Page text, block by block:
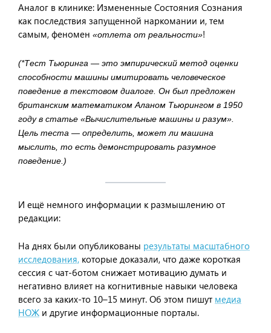
Аналог в клинике: Измененные Состояния Сознания
как последствия запущенной наркомании и, тем
самым, феномен «отлета от реальности»!
(*Тест Тьюринга — это эмпирический метод оценки
способности машины имитировать человеческое
поведение в текстовом диалоге. Он был предложен
британским математиком Аланом Тьюрингом в 1950
году в статье «Вычислительные машины и разум».
Цель теста — определить, может ли машина
мыслить, то есть демонстрировать разумное
поведение.)
И ещё немного информации к размышлению от
редакции:
На днях были опубликованы результаты масштабного
исследования, которые доказали, что даже короткая
сессия с чат-ботом снижает мотивацию думать и
негативно влияет на когнитивные навыки человека
всего за каких-то 10–15 минут. Об этом пишут медиа
НОЖ и другие информационные порталы.